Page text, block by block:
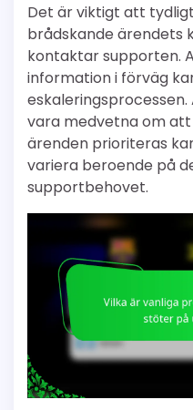
Det är viktigt att
brådskande ärendets
kontaktar supporten.
information i förväg
vara medvetna om
ärenden prioriteras
variera beroende på
supportbehovet.